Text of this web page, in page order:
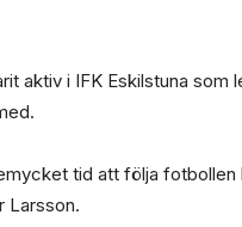
aktiv i IFK Eskilstuna
tid att följa fotbollen
Larsson.